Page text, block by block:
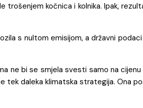
kočnica i kolnika. Ipak,
s nultom emisijom, a državni
ne bi se smjela svesti samo na
daleka klimatska strategija. Ona